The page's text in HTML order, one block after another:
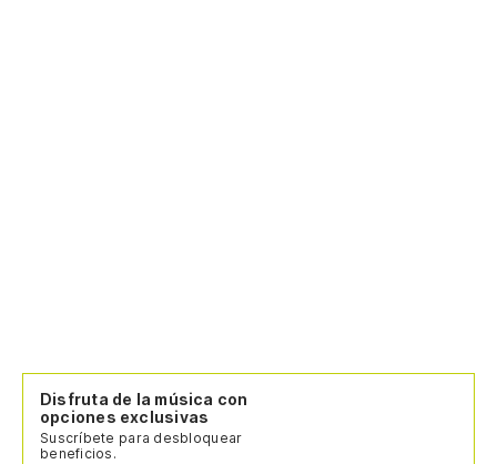
Disfruta de la música con
opciones exclusivas
Suscríbete para desbloquear
beneficios.